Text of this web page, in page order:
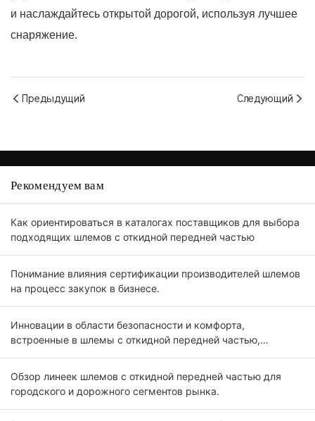
и наслаждайтесь открытой дорогой, используя лучшее
снаряжение.
Предыдущий Следующий
Рекомендуем вам
Как ориентироваться в каталогах поставщиков для выбора
подходящих шлемов с откидной передней частью
Понимание влияния сертификации производителей шлемов
на процесс закупок в бизнесе.
Инновации в области безопасности и комфорта,
встроенные в шлемы с откидной передней частью,
Обзор линеек шлемов с откидной передней частью для
городского и дорожного сегментов рынка.